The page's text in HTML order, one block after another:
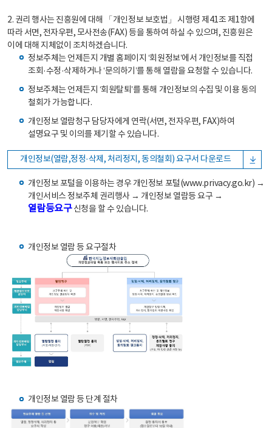
2. 권리 행사는 진흥원에 대해 「개인정보 보호법」 시행령 제41조 제1항에
따라 서면, 전자우편, 모사전송(FAX) 등을 통하여 하실 수 있으며, 진흥원은
이에 대해 지체없이 조치하겠습니다.
정보주체는 언제든지 개별 홈페이지 ‘회원정보’에서 개인정보를 직접
조회·수정·삭제하거나 ‘문의하기’를 통해 열람을 요청할 수 있습니다.
정보주체는 언제든지 ‘회원탈퇴’를 통해 개인정보의 수집 및 이용 동의
철회가 가능합니다.
개인정보 열람청구 담당자에게 연락(서면, 전자우편, FAX)하여
설명요구 및 이의를 제기할 수 있습니다.
개인정보(열람,정정·삭제, 처리정지, 동의철회) 요구서 다운로드
개인정보 포털을 이용하는 경우 개인정보 포털(www.privacy.go.kr) →
개인서비스 정보주체 권리행사 → 개인정보 열람등 요구 →
열람등요구신청을 할 수 있습니다.
개인정보 열람 등 요구절차
개인정보 열람 등 단계 절차